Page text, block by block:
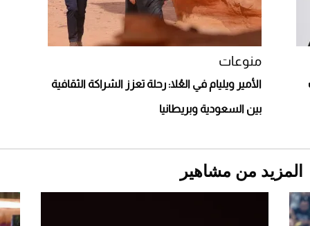
أغلى 10 عطور في العالم للرجال تمنحك فخامة
استثنائية
Comeback" في جدة (فيديو)
2026-07-25
منوعات
الأمير ويليام في العُلا: رحلة تعزز الشراكة الثقافية
بين السعودية وبريطانيا
المزيد من مشاهير